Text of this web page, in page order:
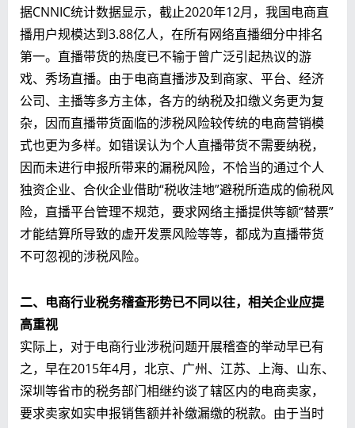
据CNNIC统计数据显示，截止2020年12月，我国电商直
播用户规模达到3.88亿人，在所有网络直播细分中排名
第一。直播带货的热度已不输于曾广泛引起热议的游
戏、秀场直播。由于电商直播涉及到商家、平台、经济
公司、主播等多方主体，各方的纳税及扣缴义务更为复
杂，因而直播带货面临的涉税风险较传统的电商营销模
式也更为多样。如错误认为个人直播带货不需要纳税，
因而未进行申报所带来的漏税风险，不恰当的通过个人
独资企业、合伙企业借助“税收洼地”避税所造成的偷税风
险，直播平台管理不规范，要求网络主播提供等额“替票”
才能结算所导致的虚开发票风险等等，都成为直播带货
不可忽视的涉税风险。
二、电商行业税务稽查形势已不同以往，相关企业应提
高重视
实际上，对于电商行业涉税问题开展稽查的举动早已有
之，早在2015年4月，北京、广州、江苏、上海、山东、
深圳等省市的税务部门相继约谈了辖区内的电商卖家，
要求卖家如实申报销售额并补缴漏缴的税款。由于当时